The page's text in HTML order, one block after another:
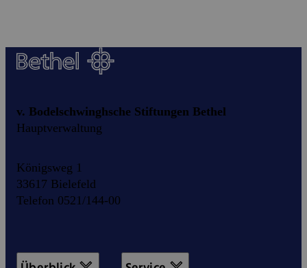
v. Bodelschwinghsche Stiftungen Bethel
Hauptverwaltung
Königsweg 1
33617 Bielefeld
Telefon 0521/144-00